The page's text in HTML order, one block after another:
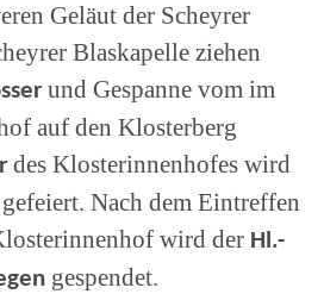
Geläut der Scheyrer
Blaskapelle ziehen
und Gespanne vom im
auf den Klosterberg
des Klosterinnenhofes wird
Nach dem Eintreffen
wird der Hl.-
gespendet.